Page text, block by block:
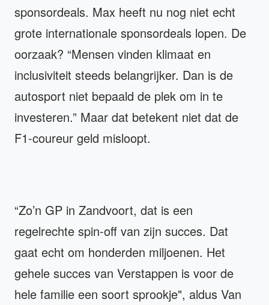
sponsordeals. Max heeft nu nog niet echt
grote internationale sponsordeals lopen. De
oorzaak? “Mensen vinden klimaat en
inclusiviteit steeds belangrijker. Dan is de
autosport niet bepaald de plek om in te
investeren.” Maar dat betekent niet dat de
F1-coureur geld misloopt.
“Zo’n GP in Zandvoort, dat is een
regelrechte spin-off van zijn succes. Dat
gaat echt om honderden miljoenen. Het
gehele succes van Verstappen is voor de
hele familie een soort sprookje", aldus Van